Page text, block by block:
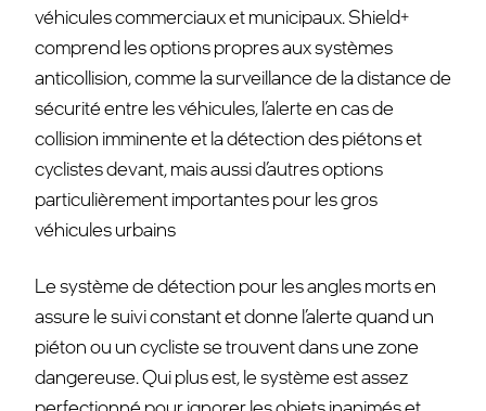
véhicules commerciaux et municipaux. Shield+
comprend les options propres aux systèmes
anticollision, comme la surveillance de la distance de
sécurité entre les véhicules, l’alerte en cas de
collision imminente et la détection des piétons et
cyclistes devant, mais aussi d’autres options
particulièrement importantes pour les gros
véhicules urbains
Le système de détection pour les angles morts en
assure le suivi constant et donne l’alerte quand un
piéton ou un cycliste se trouvent dans une zone
dangereuse. Qui plus est, le système est assez